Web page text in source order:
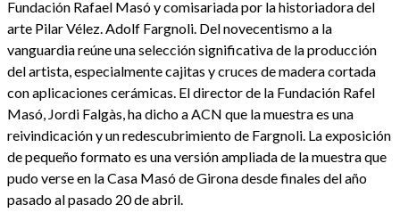
Fundación Rafael Masó y comisariada por la historiadora del
arte Pilar Vélez. Adolf Fargnoli. Del novecentismo a la
vanguardia reúne una selección significativa de la producción
del artista, especialmente cajitas y cruces de madera cortada
con aplicaciones cerámicas. El director de la Fundación Rafel
Masó, Jordi Falgàs, ha dicho a ACN que la muestra es una
reivindicación y un redescubrimiento de Fargnoli. La exposición
de pequeño formato es una versión ampliada de la muestra que
pudo verse en la Casa Masó de Girona desde finales del año
pasado al pasado 20 de abril.